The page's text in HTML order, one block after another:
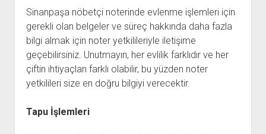
Sinanpaşa nöbetçi noterinde evlenme işlemleri için
gerekli olan belgeler ve süreç hakkında daha fazla
bilgi almak için noter yetkilileriyle iletişime
geçebilirsiniz. Unutmayın, her evlilik farklıdır ve her
çiftin ihtiyaçları farklı olabilir, bu yüzden noter
yetkilileri size en doğru bilgiyi verecektir.
Tapu İşlemleri